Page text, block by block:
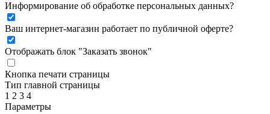
Информирование об обработке персональных данных?
Ваш интернет-магазин работает по публичной оферте?
Отображать блок "Заказать звонок"
Кнопка печати страницы
Тип главной страницы
1 2 3 4
Параметры